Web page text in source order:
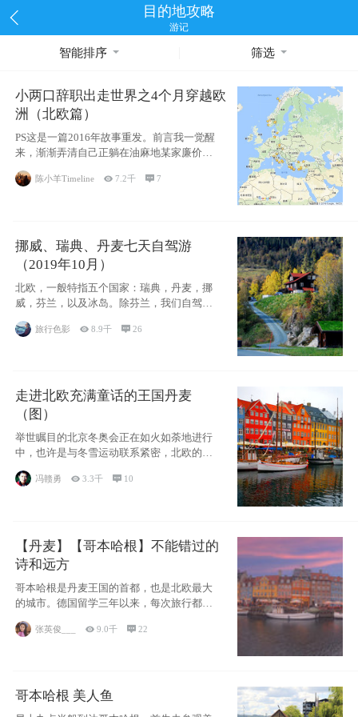
目的地攻略
游记
智能排序 筛选
小两口辞职出走世界之4个月穿越欧
洲（北欧篇）
PS这是一篇2016年故事重发。前言我一觉醒
来，渐渐弄清自己正躺在油麻地某家廉价宾
馆
陈小羊Timeline 7.2千 7
挪威、瑞典、丹麦七天自驾游
（2019年10月）
北欧，一般特指五个国家：瑞典，丹麦，挪
威，芬兰，以及冰岛。除芬兰，我们自驾游
旅行色影 8.9千 26
走进北欧充满童话的王国丹麦
（图）
举世瞩目的北京冬奥会正在如火如荼地进行
中，也许是与冬雪运动联系紧密，北欧的一
些国家因
冯赣勇 3.3千  10
【丹麦】【哥本哈根】不能错过的
诗和远方
哥本哈根是丹麦王国的首都，也是北欧最大
的城市。德国留学三年以来，每次旅行都是
张英俊___ 9.0千 22
哥本哈根 美人鱼